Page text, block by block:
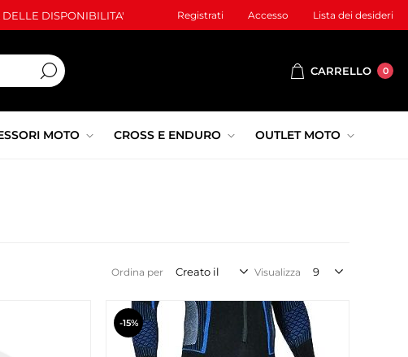
DELLE DISPONIBILITA' Registrati Accesso Lista dei desideri
CARRELLO 0
MOTO CROSS E ENDURO OUTLET MOTO
Ordina per Visualizza
-15%